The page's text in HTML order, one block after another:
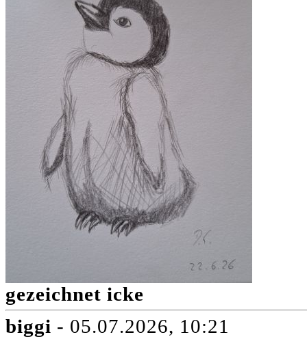
gezeichnet icke
biggi - 05.07.2026, 10:21